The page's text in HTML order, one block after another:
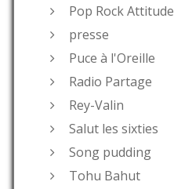
Pop Rock Attitude
presse
Puce à l'Oreille
Radio Partage
Rey-Valin
Salut les sixties
Song pudding
Tohu Bahut